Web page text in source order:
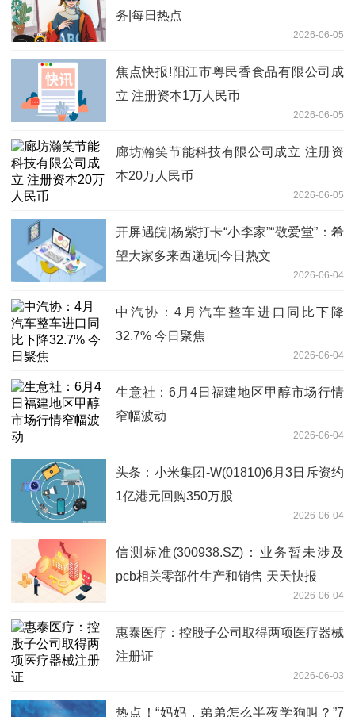
务|每日热点
2026-06-05
焦点快报!阳江市粤民香食品有限公司成
立 注册资本1万人民币
2026-06-05
廊坊瀚笑节能科技有限公司成立 注册资
本20万人民币
2026-06-05
开屏遇皖|杨紫打卡“小李家”“敬爱堂”：希
望大家多来西递玩|今日热文
2026-06-04
中汽协：4月汽车整车进口同比下降
32.7% 今日聚焦
2026-06-04
生意社：6月4日福建地区甲醇市场行情
窄幅波动
2026-06-04
头条：小米集团-W(01810)6月3日斥资约
1亿港元回购350万股
2026-06-04
信测标准(300938.SZ)：业务暂未涉及
pcb相关零部件生产和销售 天天快报
2026-06-04
惠泰医疗：控股子公司取得两项医疗器械
注册证
2026-06-03
热点！“妈妈，弟弟怎么半夜学狗叫？”7